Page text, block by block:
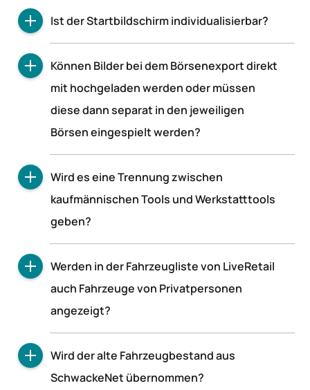
Ist der Startbildschirm individualisierbar?
Entwicklung von Schwacke speziell auf das
Thema Benutzerfreundlichkeit konzentriert und
den Startbildschirm mit besonders wichtigen
Informationen versehen, die ein Händler nach
nicht vom Anwender konfigurierbar.
Können Bilder bei dem Börsenexport direkt
mit hochgeladen werden oder müssen
diese dann separat in den jeweiligen
Börsen eingespielt werden?
Schwacke hochgeladen werden.
Wird es eine Trennung zwischen
kaufmännischen Tools und Werkstatttools
geben?
Werkstattkosten im kaufmännischen Bereich
berücksichtigt werden müssen.
Werden in der Fahrzeugliste von LiveRetail
auch Fahrzeuge von Privatpersonen
angezeigt?
Privatpersonen nicht angezeigt, sie können
allerdings manuell hinzugenommen und
Wird der alte Fahrzeugbestand aus
SchwackeNet übernommen?